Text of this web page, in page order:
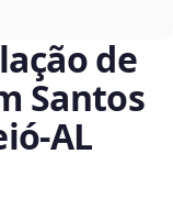
de
Santos